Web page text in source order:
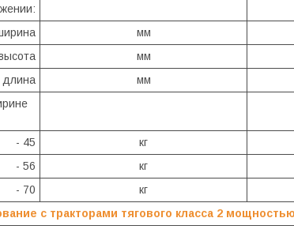
мм
мм
длина
мм
- 45
кг
- 56
кг
- 70
кг
с тракторами тягового класса 2